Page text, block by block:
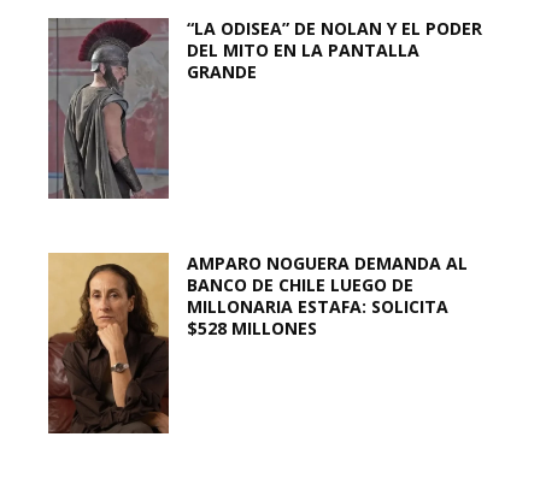
“LA ODISEA” DE NOLAN Y EL PODER
DEL MITO EN LA PANTALLA
GRANDE
AMPARO NOGUERA DEMANDA AL
BANCO DE CHILE LUEGO DE
MILLONARIA ESTAFA: SOLICITA
$528 MILLONES